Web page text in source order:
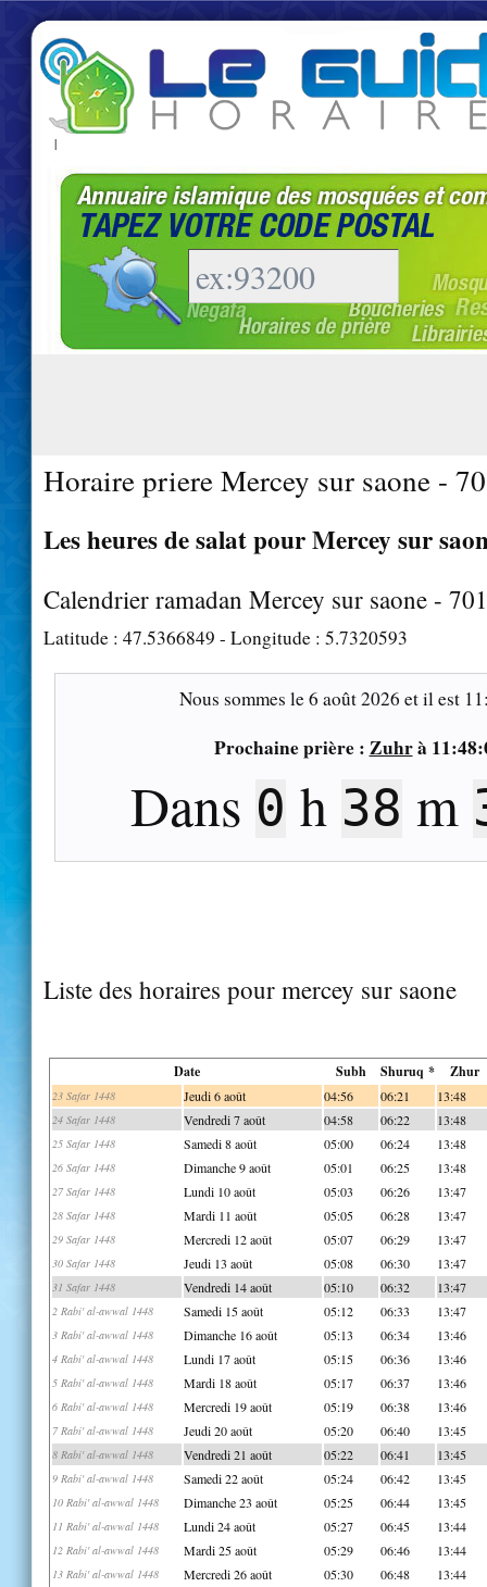
|
Horaire priere Mercey sur saone -
Les heures de salat pour Mercey sur
Calendrier ramadan Mercey sur saone -
Latitude : 47.5366849 - Longitude : 5.7320593
Nous sommes le6 août 2026 et il est
Prochaine prière : Zuhrà
Dans 0 h 38 m
Liste des horaires pour mercey sur saone
Date Subh Shuruq * Zhur
23 Safar 1448 Jeudi 6 août 04:56 06:21 13:48
24 Safar 1448 Vendredi 7 août 04:58 06:22 13:48
25 Safar 1448 Samedi 8 août 05:00 06:24 13:48
26 Safar 1448 Dimanche 9 août 05:01 06:25 13:48
27 Safar 1448 Lundi 10 août 05:03 06:26 13:47
28 Safar 1448 Mardi 11 août 05:05 06:28 13:47
29 Safar 1448 Mercredi 12 août 05:07 06:29 13:47
30 Safar 1448 Jeudi 13 août 05:08 06:30 13:47
31 Safar 1448 Vendredi 14 août 05:10 06:32 13:47
2 Rabi' al-awwal 1448 Samedi 15 août 05:12 06:33 13:47
3 Rabi' al-awwal 1448 Dimanche 16 août 05:13 06:34 13:46
4 Rabi' al-awwal 1448 Lundi 17 août 05:15 06:36 13:46
5 Rabi' al-awwal 1448 Mardi 18 août 05:17 06:37 13:46
6 Rabi' al-awwal 1448 Mercredi 19 août 05:19 06:38 13:46
7 Rabi' al-awwal 1448 Jeudi 20 août 05:20 06:40 13:45
8 Rabi' al-awwal 1448 Vendredi 21 août 05:22 06:41 13:45
9 Rabi' al-awwal 1448 Samedi 22 août 05:24 06:42 13:45
10 Rabi' al-awwal 1448 Dimanche 23 août 05:25 06:44 13:45
11 Rabi' al-awwal 1448 Lundi 24 août 05:27 06:45 13:44
12 Rabi' al-awwal 1448 Mardi 25 août 05:29 06:46 13:44
13 Rabi' al-awwal 1448 Mercredi 26 août 05:30 06:48 13:44